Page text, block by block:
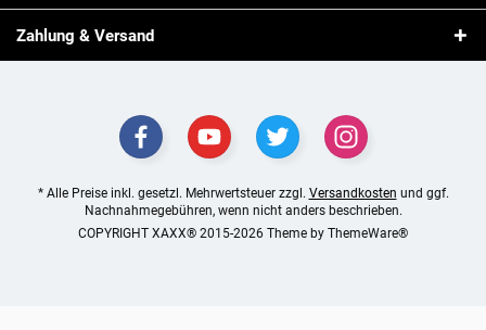
Zahlung & Versand
* Alle Preise inkl. gesetzl. Mehrwertsteuer zzgl. Versandkosten und ggf.
Nachnahmegebühren, wenn nicht anders beschrieben.
COPYRIGHT XAXX® 2015-2026 Theme by ThemeWare®